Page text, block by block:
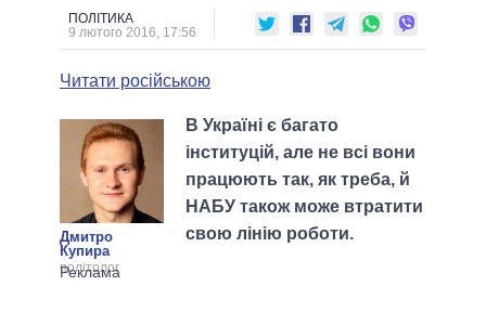
ГОЛОВИ ОБЛАДМІНІСТРАЦІЙ
МЕРИ МІСТ
ВСІ ПЕРСОНИ
ПОРІВНЯННЯ ПОЛІТИКІВ
ПОЛІТИКА
9 лютого 2016, 17:56
Читати російською
Дмитро
Купира
політолог
В Україні є багато
інституцій, але не всі вони
працюють так, як треба, й
НАБУ також може втратити
свою лінію роботи.